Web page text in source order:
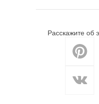
Расскажите об